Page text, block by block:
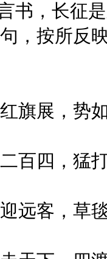
，长征是
，按所反
展，势如
四，猛打
客，草毯